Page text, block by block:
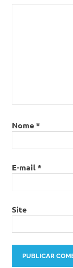
Nome*
E-mail*
Site